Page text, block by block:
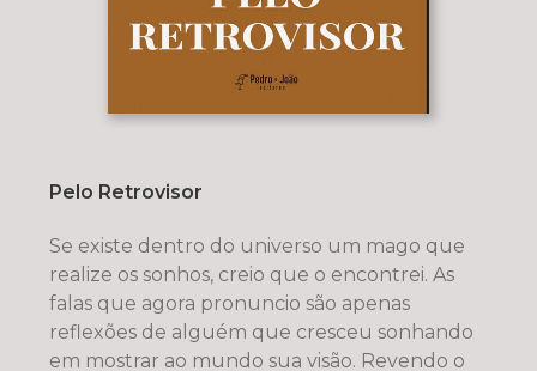
Pelo Retrovisor
Se existe dentro do universo um mago que
realize os sonhos, creio que o encontrei. As
falas que agora pronuncio são apenas
reflexões de alguém que cresceu sonhando
em mostrar ao mundo sua visão. Revendo o